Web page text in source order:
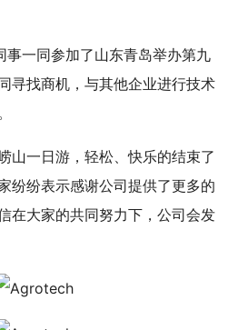
一同参加了山东青岛举办第九
寻找商机，与其他企业进行技术
一日游，轻松、快乐的结束了
纷纷表示感谢公司提供了更多的
在大家的共同努力下，公司会发